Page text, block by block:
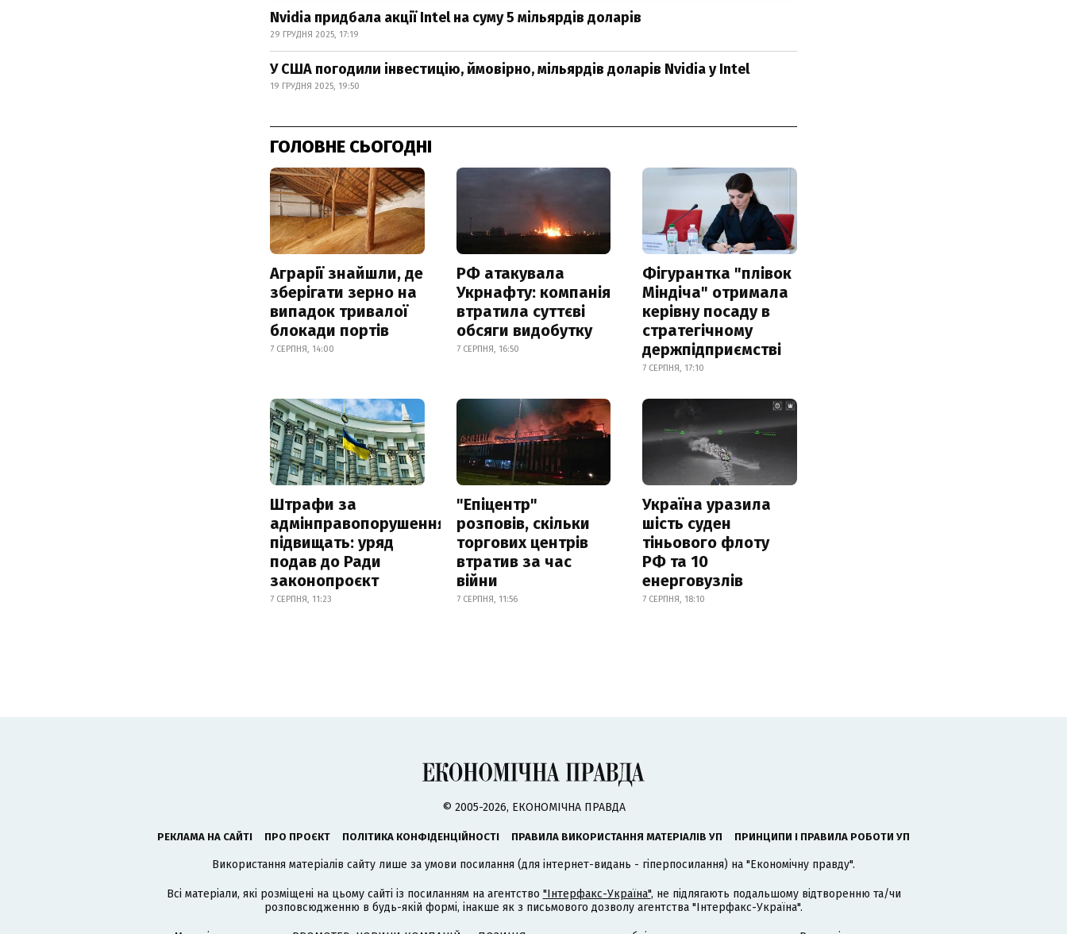
Nvidia придбала акції Intel на суму 5 мільярдів доларів
29 ГРУДНЯ 2025, 17:19
У США погодили інвестицію, ймовірно, мільярдів доларів Nvidia у Intel
19 ГРУДНЯ 2025, 19:50
ГОЛОВНЕ СЬОГОДНІ
Аграрії знайшли, де
зберігати зерно на
випадок тривалої
блокади портів
7 СЕРПНЯ, 14:00
РФ атакувала
Укрнафту: компанія
втратила суттєві
обсяги видобутку
7 СЕРПНЯ, 16:50
Фігурантка "плівок
Міндіча" отримала
керівну посаду в
стратегічному
держпідприємстві
7 СЕРПНЯ, 17:10
Штрафи за
адмінправопорушення
підвищать: уряд
подав до Ради
законопроєкт
7 СЕРПНЯ, 11:23
"Епіцентр"
розповів, скільки
торгових центрів
втратив за час
війни
7 СЕРПНЯ, 11:56
Україна уразила
шість суден
тіньового флоту
РФ та 10
енерговузлів
7 СЕРПНЯ, 18:10
© 2005-2026, ЕКОНОМІЧНА ПРАВДА
РЕКЛАМА НА САЙТІ ПРО ПРОЄКТ ПОЛІТИКА КОНФІДЕНЦІЙНОСТІ ПРАВИЛА ВИКОРИСТАННЯ МАТЕРІАЛІВ УП ПРИНЦИПИ І ПРАВИЛА РОБОТИ УП
Використання матеріалів сайту лише за умови посилання (для інтернет-видань - гіперпосилання) на "Економічну правду".
Всі матеріали, які розміщені на цьому сайті із посиланням на агентство "Інтерфакс-Україна", не підлягають подальшому відтворенню та/чи
розповсюдженню в будь-якій формі, інакше як з письмового дозволу агентства "Інтерфакс-Україна".